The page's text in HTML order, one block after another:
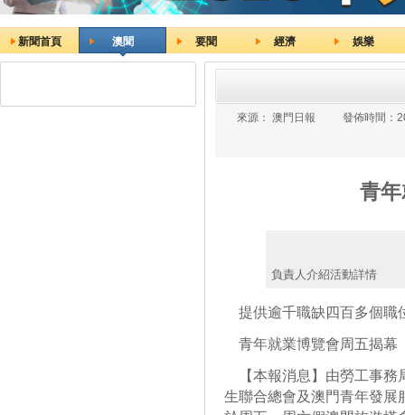
新聞首頁 澳聞 要聞 經濟 娛樂
來源： 澳門日報 發佈時間：
青
負責人介紹活動詳情
提供逾千職缺四百多個職
青年就業博覽會周五揭幕
【本報消息】由勞工事務
生聯合總會及澳門青年發展